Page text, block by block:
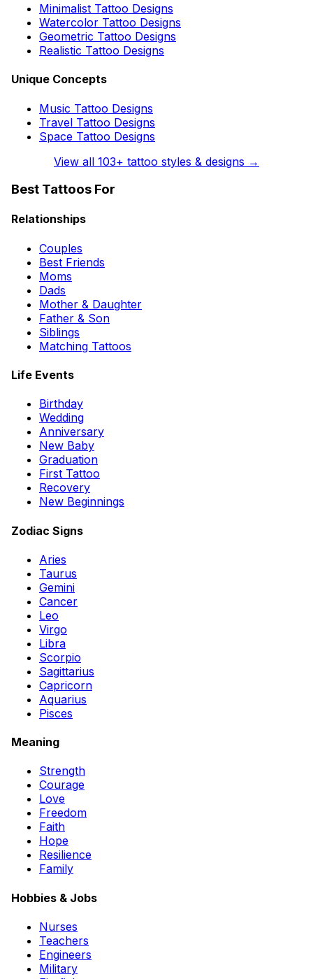
Minimalist Tattoo Designs
Watercolor Tattoo Designs
Geometric Tattoo Designs
Realistic Tattoo Designs
Unique Concepts
Music Tattoo Designs
Travel Tattoo Designs
Space Tattoo Designs
View all 103+ tattoo styles & designs →
Best Tattoos For
Relationships
Couples
Best Friends
Moms
Dads
Mother & Daughter
Father & Son
Siblings
Matching Tattoos
Life Events
Birthday
Wedding
Anniversary
New Baby
Graduation
First Tattoo
Recovery
New Beginnings
Zodiac Signs
Aries
Taurus
Gemini
Cancer
Leo
Virgo
Libra
Scorpio
Sagittarius
Capricorn
Aquarius
Pisces
Meaning
Strength
Courage
Love
Freedom
Faith
Hope
Resilience
Family
Hobbies & Jobs
Nurses
Teachers
Engineers
Military